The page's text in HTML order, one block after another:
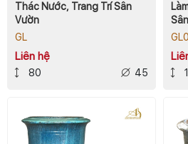
Thác Nước, Trang Trí Sân
Vườn
GL
Liên hệ
80 45